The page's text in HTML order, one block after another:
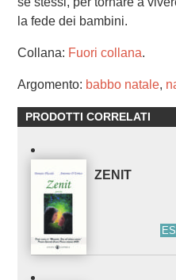
la fede dei bambini.
Collana: Fuori collana.
Argomento: babbo natale,
PRODOTTI CORRELATI
ZENIT